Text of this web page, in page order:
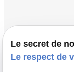
Vos avocats
Le secret de
Le respect de